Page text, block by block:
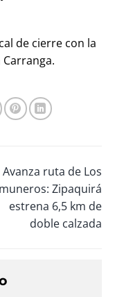
de cierre con la
Avanza ruta de Los
Zipaquirá
estrena 6,5 km de
doble calzada